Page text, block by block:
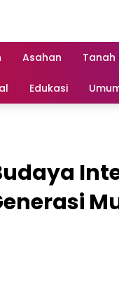
Asahan Tanah
Edukasi